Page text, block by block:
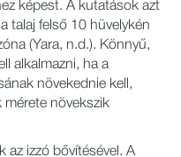
képest. A kutatások azt
talaj felső 10 hüvelykén
(Yara, n.d.). Könnyű,
alkalmazni, ha a
növekednie kell,
mérete növekszik
az izzó bővítésével. A